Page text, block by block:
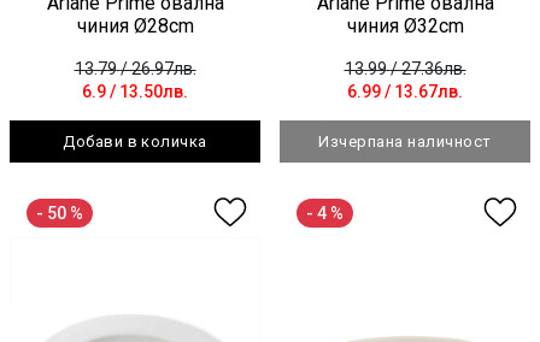
чиния Ø28cm
13.79/ 26.97лв.
6.9/ 13.50лв.
Добави в количка
чиния Ø32cm
13.99/ 27.36лв.
6.99/ 13.67лв.
Изчерпана наличност
- 50 % - 4 %